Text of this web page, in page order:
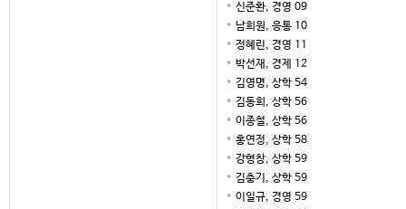
신준환, 경영 09
남희원, 응통 10
정혜린, 경영 11
박선재, 경제 12
김영명, 상학 54
김동희, 상학 56
이종철, 상학 56
홍연정, 상학 58
강형창, 상학 59
김충기, 상학 59
이일규, 경영 59